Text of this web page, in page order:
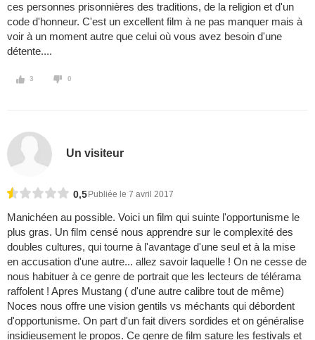
ces personnes prisonnières des traditions, de la religion et d'un
code d'honneur. C'est un excellent film à ne pas manquer mais à
voir à un moment autre que celui où vous avez besoin d'une
détente....
3 0
Un visiteur
0,5 Publiée le 7 avril 2017
Manichéen au possible. Voici un film qui suinte l'opportunisme le
plus gras. Un film censé nous apprendre sur le complexité des
doubles cultures, qui tourne à l'avantage d'une seul et à la mise
en accusation d'une autre... allez savoir laquelle ! On ne cesse de
nous habituer à ce genre de portrait que les lecteurs de télérama
raffolent ! Apres Mustang ( d'une autre calibre tout de même)
Noces nous offre une vision gentils vs méchants qui débordent
d'opportunisme. On part d'un fait divers sordides et on généralise
insidieusement le propos. Ce genre de film sature les festivals et